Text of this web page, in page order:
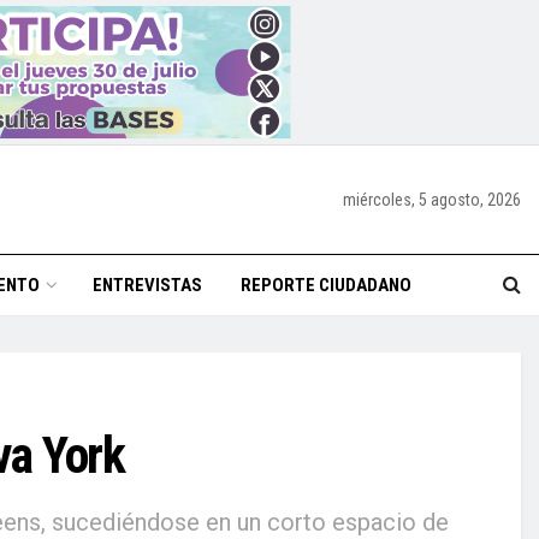
miércoles, 5 agosto, 2026
ENTREVISTAS REPORTE CIUDADANO
York
sucediéndose en un corto espacio de